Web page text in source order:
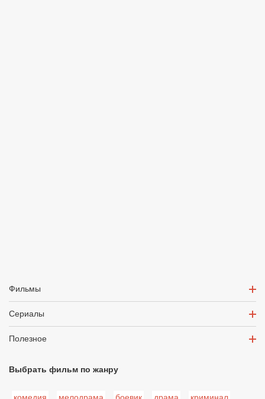
Фильмы
Сериалы
Полезное
Выбрать фильм по жанру
комедия мелодрама боевик драма криминал